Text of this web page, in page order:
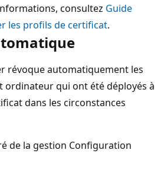
consultez Guide
les profils de certificat.
révoque automatiquement les
qui ont été déployés à
dans les circonstances
de la gestion Configuration